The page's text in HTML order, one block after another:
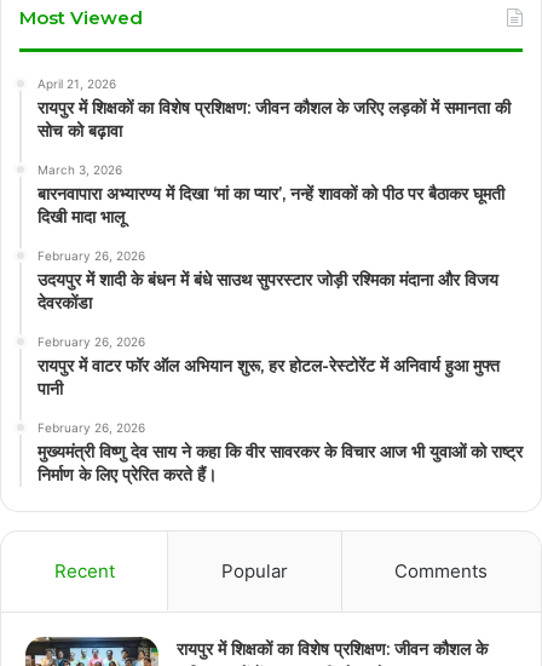
Most Viewed
April 21, 2026
रायपुर में शिक्षकों का विशेष प्रशिक्षण: जीवन कौशल के जरिए लड़कों में समानता की
सोच को बढ़ावा
March 3, 2026
बारनवापारा अभ्यारण्य में दिखा ‘मां का प्यार’, नन्हें शावकों को पीठ पर बैठाकर घूमती
दिखी मादा भालू
February 26, 2026
उदयपुर में शादी के बंधन में बंधे साउथ सुपरस्टार जोड़ी रश्मिका मंदाना और विजय
देवरकोंडा
February 26, 2026
रायपुर में वाटर फॉर ऑल अभियान शुरू, हर होटल-रेस्टोरेंट में अनिवार्य हुआ मुफ्त
पानी
February 26, 2026
मुख्यमंत्री विष्णु देव साय ने कहा कि वीर सावरकर के विचार आज भी युवाओं को राष्ट्र
निर्माण के लिए प्रेरित करते हैं।
Recent Popular Comments
रायपुर में शिक्षकों का विशेष प्रशिक्षण: जीवन कौशल के